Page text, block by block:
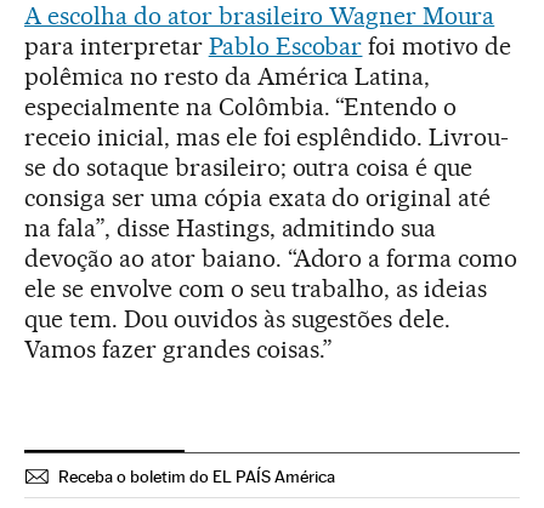
A escolha do ator brasileiro Wagner Moura
para interpretar Pablo Escobar foi motivo de
polêmica no resto da América Latina,
especialmente na Colômbia. “Entendo o
receio inicial, mas ele foi esplêndido. Livrou-
se do sotaque brasileiro; outra coisa é que
consiga ser uma cópia exata do original até
na fala”, disse Hastings, admitindo sua
devoção ao ator baiano. “Adoro a forma como
ele se envolve com o seu trabalho, as ideias
que tem. Dou ouvidos às sugestões dele.
Vamos fazer grandes coisas.”
Receba o boletim do EL PAÍS América